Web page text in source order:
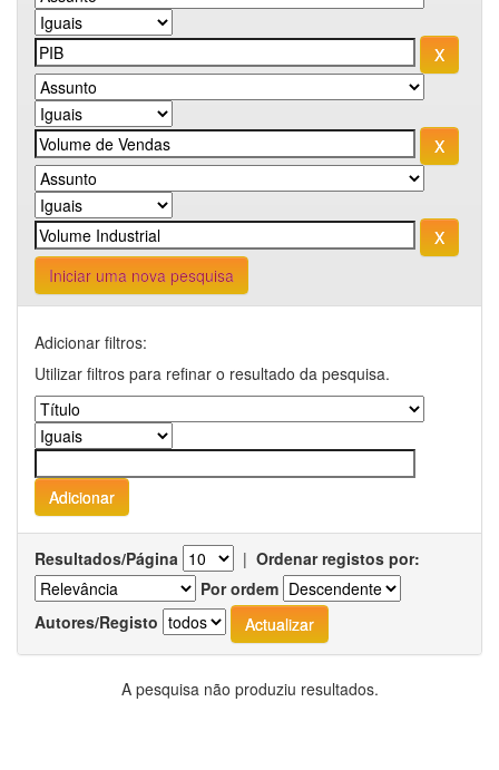
Iniciar uma nova pesquisa
Adicionar filtros:
Utilizar filtros para refinar o resultado da pesquisa.
Resultados/Página | Ordenar registos por:
Por ordem
Autores/Registo
A pesquisa não produziu resultados.